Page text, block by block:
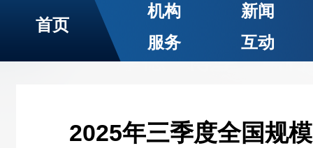
首页
机构
新闻
服务
互动
2025年三季度全国规